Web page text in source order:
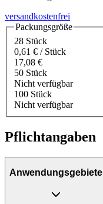
versandkostenfrei
Packungsgröße
28 Stück
0,61 € / Stück
17,08 €
50 Stück
Nicht verfügbar
100 Stück
Nicht verfügbar
Pflichtangaben
Anwendungsgebiete